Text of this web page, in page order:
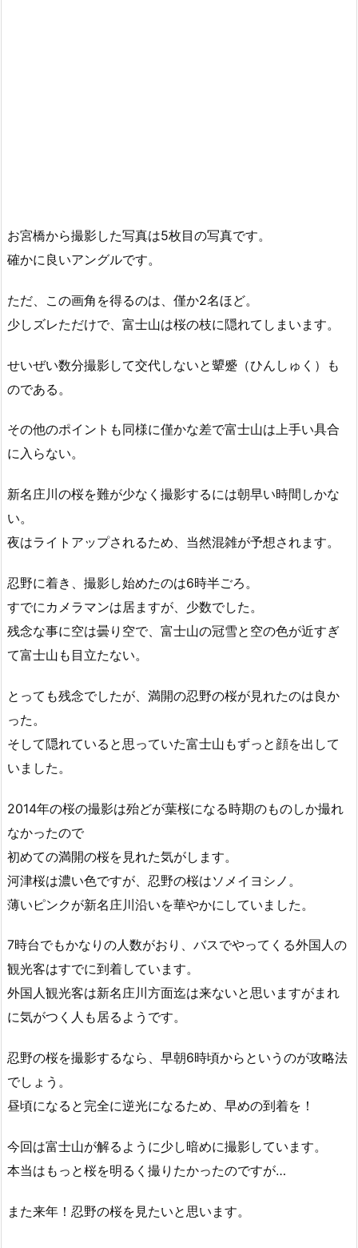
お宮橋から撮影した写真は5枚目の写真です。
確かに良いアングルです。
ただ、この画角を得るのは、僅か2名ほど。
少しズレただけで、富士山は桜の枝に隠れてしまいます。
せいぜい数分撮影して交代しないと顰蹙（ひんしゅく）も
のである。
その他のポイントも同様に僅かな差で富士山は上手い具合
に入らない。
新名庄川の桜を難が少なく撮影するには朝早い時間しかな
い。
夜はライトアップされるため、当然混雑が予想されます。
忍野に着き、撮影し始めたのは6時半ごろ。
すでにカメラマンは居ますが、少数でした。
残念な事に空は曇り空で、富士山の冠雪と空の色が近すぎ
て富士山も目立たない。
とっても残念でしたが、満開の忍野の桜が見れたのは良か
った。
そして隠れていると思っていた富士山もずっと顔を出して
いました。
2014年の桜の撮影は殆どが葉桜になる時期のものしか撮れ
なかったので
初めての満開の桜を見れた気がします。
河津桜は濃い色ですが、忍野の桜はソメイヨシノ。
薄いピンクが新名庄川沿いを華やかにしていました。
7時台でもかなりの人数がおり、バスでやってくる外国人の
観光客はすでに到着しています。
外国人観光客は新名庄川方面迄は来ないと思いますがまれ
に気がつく人も居るようです。
忍野の桜を撮影するなら、早朝6時頃からというのが攻略法
でしょう。
昼頃になると完全に逆光になるため、早めの到着を！
今回は富士山が解るように少し暗めに撮影しています。
本当はもっと桜を明るく撮りたかったのですが…
また来年！忍野の桜を見たいと思います。